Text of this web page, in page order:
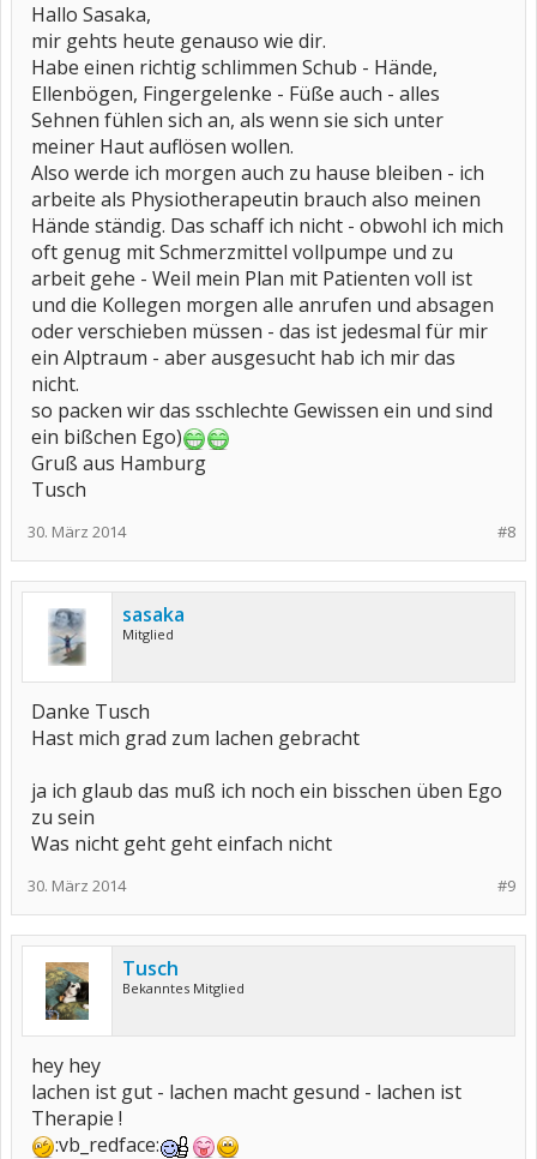
Hallo Sasaka,
mir gehts heute genauso wie dir.
Habe einen richtig schlimmen Schub - Hände,
Ellenbögen, Fingergelenke - Füße auch - alles
Sehnen fühlen sich an, als wenn sie sich unter
meiner Haut auflösen wollen.
Also werde ich morgen auch zu hause bleiben - ich
arbeite als Physiotherapeutin brauch also meinen
Hände ständig. Das schaff ich nicht - obwohl ich mich
oft genug mit Schmerzmittel vollpumpe und zu
arbeit gehe - Weil mein Plan mit Patienten voll ist
und die Kollegen morgen alle anrufen und absagen
oder verschieben müssen - das ist jedesmal für mir
ein Alptraum - aber ausgesucht hab ich mir das
nicht.
so packen wir das sschlechte Gewissen ein und sind
ein bißchen Ego)
Gruß aus Hamburg
Tusch
#8
30. März 2014
sasaka
Mitglied
Danke Tusch
Hast mich grad zum lachen gebracht
ja ich glaub das muß ich noch ein bisschen üben Ego
zu sein
Was nicht geht geht einfach nicht
#9
30. März 2014
Tusch
Bekanntes Mitglied
hey hey
lachen ist gut - lachen macht gesund - lachen ist
Therapie !
:vb_redface: